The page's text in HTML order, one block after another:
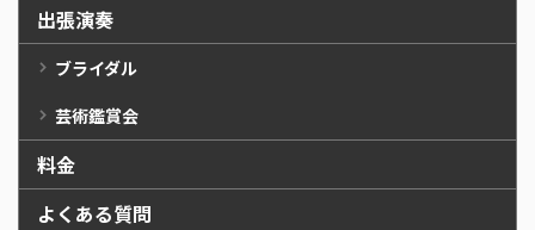
出張演奏
ブライダル
芸術鑑賞会
料金
よくある質問